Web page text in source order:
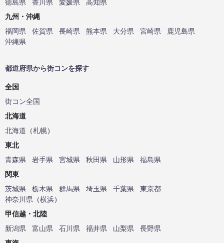
徳島県
香川県 愛媛県
高知県
九州・沖縄
福岡県
佐賀県 長崎県 熊本県 大分県 宮崎県
鹿児島県
沖縄県
都道府県から街コンを探す
全国
街コン全国
北海道
北海道 （札幌）
東北
青森県
岩手県 宮城県 秋田県 山形県
福島県
関東
茨城県
栃木県 群馬県 埼玉県 千葉県
東京都
神奈川県 （横浜）
甲信越・北陸
新潟県
富山県 石川県 福井県 山梨県
長野県